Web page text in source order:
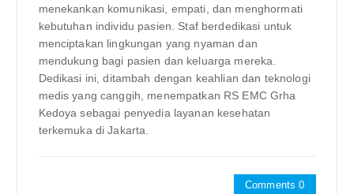
menekankan komunikasi, empati, dan menghormati
kebutuhan individu pasien. Staf berdedikasi untuk
menciptakan lingkungan yang nyaman dan
mendukung bagi pasien dan keluarga mereka.
Dedikasi ini, ditambah dengan keahlian dan teknologi
medis yang canggih, menempatkan RS EMC Grha
Kedoya sebagai penyedia layanan kesehatan
terkemuka di Jakarta.
Comments 0